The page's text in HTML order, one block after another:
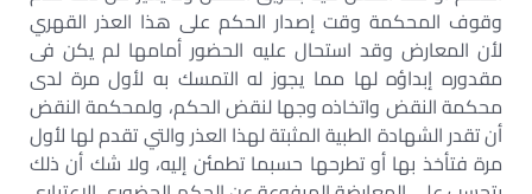
وقوف المحكمة وقت إصدار الحكم على هذا العذر القهري
لأن المعارض وقد استحال عليه الحضور أمامها لم يكن فى
مقدوره إبداؤه لها مما يجوز له التمسك به لأول مرة لدى
محكمة النقض واتخاذه وجها لنقض الحكم، ولمحكمة النقض
أن تقدر الشهادة الطبية المثبتة لهذا العذر والتي تقدم لها لأول
مرة فتأخذ بها أو تطرحها حسبما تطمئن إليه، ولا شك أن ذلك